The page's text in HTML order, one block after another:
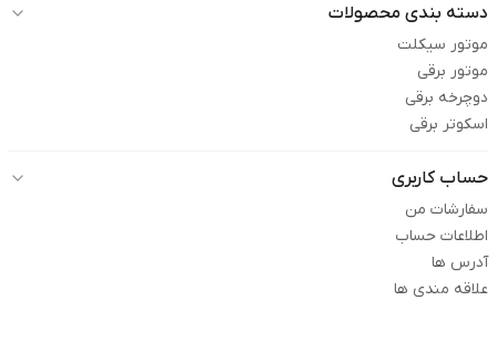
دسته بندی محصولات
موتور سیکلت
موتور برقی
دوچرخه برقی
اسکوتر برقی
حساب کاربری
سفارشات من
اطلاعات حساب
آدرس ها
علاقه مندی ها